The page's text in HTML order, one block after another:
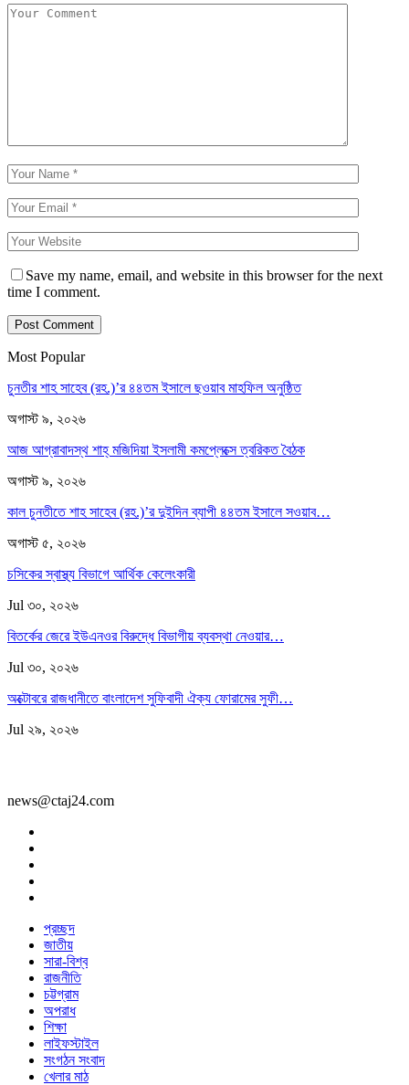
Save my name, email, and website in this browser for the next
time I comment.
Most Popular
চুনতীর শাহ সাহেব (রহ.)’র ৪৪তম ইসালে ছওয়াব মাহফিল অনুষ্ঠিত
অগাস্ট ৯, ২০২৬
আজ আগ্রাবাদস্থ শাহ্ মজিদিয়া ইসলামী কমপ্লেক্সে ত্বরিকত বৈঠক
অগাস্ট ৯, ২০২৬
কাল চুনতীতে শাহ সাহেব (রহ.)’র দুইদিন ব্যাপী ৪৪তম ইসালে সওয়াব…
অগাস্ট ৫, ২০২৬
চসিকের স্বাস্থ্য বিভাগে আর্থিক কেলেংকারী
Jul ৩০, ২০২৬
বিতর্কের জেরে ইউএনওর বিরুদ্ধে বিভাগীয় ব্যবস্থা নেওয়ার…
Jul ৩০, ২০২৬
অক্টোবরে রাজধানীতে বাংলাদেশ সুফিবাদী ঐক্য ফোরামের সুফী…
Jul ২৯, ২০২৬
news@ctaj24.com
প্রচ্ছদ
জাতীয়
সারা-বিশ্ব
রাজনীতি
চট্টগ্রাম
অপরাধ
শিক্ষা
লাইফস্টাইল
সংগঠন সংবাদ
খেলার মাঠ